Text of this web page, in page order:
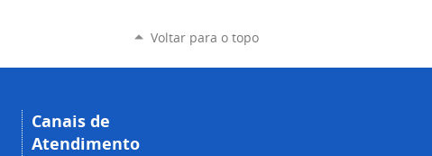
Voltar para o topo
Canais de
Atendimento